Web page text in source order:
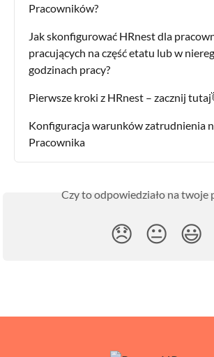
Pracowników?
Jak skonfigurować HRnest dla
pracujących na część etatu lub w
godzinach pracy?
Pierwsze kroki z HRnest – zacznij
Konfiguracja warunków zatrudnienia
Pracownika
Czy to odpowiedziało na twoje
😞 😐 😃